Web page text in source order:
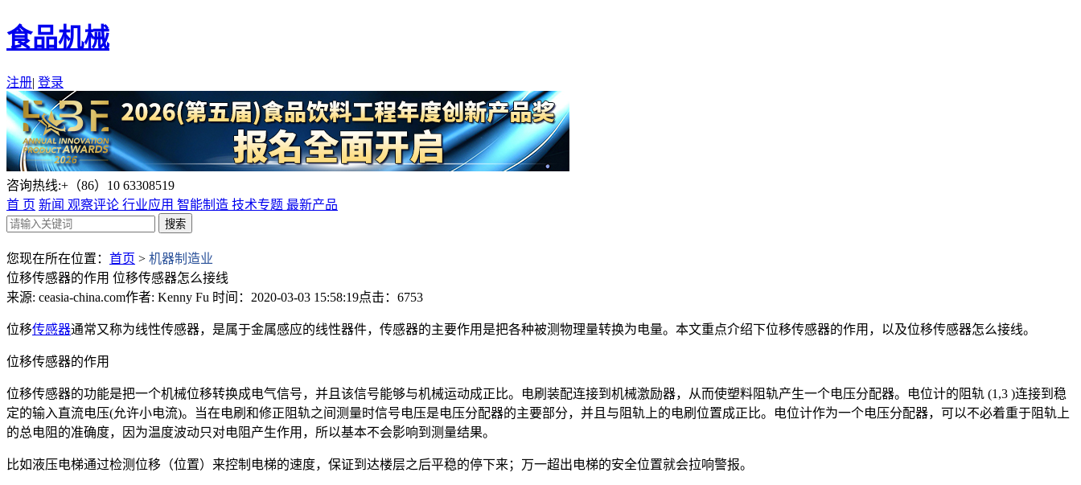
食品机械
注册| 登录
咨询热线:+（86）10 63308519
首 页 新闻 观察评论 行业应用 智能制造 技术专题 最新产品
您现在所在位置： 首页 > 机器制造业
位移传感器的作用 位移传感器怎么接线
来源: ceasia-china.com作者: Kenny Fu 时间：2020-03-03 15:58:19点击：6753
位移传感器通常又称为线性传感器，是属于金属感应的线性器件，传感器的主要作用是把各种被测物理量转换为电量。本文重点介绍下位移传感器的作用，以及位移传感器怎么接线。
位移传感器的作用
位移传感器的功能是把一个机械位移转换成电气信号，并且该信号能够与机械运动成正比。电刷装配连接到机械激励器，从而使塑料阻轨产生一个电压分配器。电位计的阻轨 (1,3 )连接到稳
定的输入直流电压(允许小电流)。当在电刷和修正阻轨之间测量时信号电压是电压分配器的主要部分，并且与阻轨上的电刷位置成正比。电位计作为一个电压分配器，可以不必着重于阻轨上
的总电阻的准确度，因为温度波动只对电阻产生作用，所以基本不会影响到测量结果。
比如液压电梯通过检测位移（位置）来控制电梯的速度，保证到达楼层之后平稳的停下来；万一超出电梯的安全位置就会拉响警报。